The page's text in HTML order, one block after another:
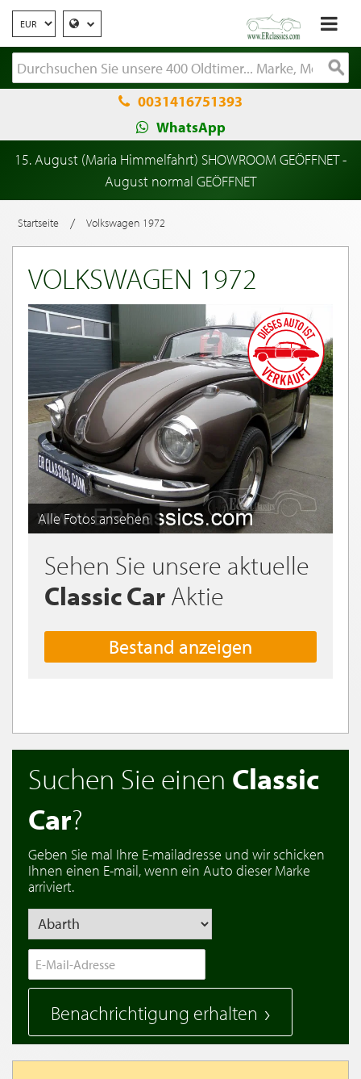
0031416751393
WhatsApp
15. August (Maria Himmelfahrt) SHOWROOM GEÖFFNET -
August normal GEÖFFNET
Startseite / Volkswagen 1972
VOLKSWAGEN 1972
Alle Fotos ansehen
Sehen Sie unsere aktuelle
Classic Car Aktie
Bestand anzeigen
Suchen Sie einen Classic
Car?
Geben Sie mal Ihre E-mailadresse und wir schicken
Ihnen einen E-mail, wenn ein Auto dieser Marke
arriviert.
Benachrichtigung erhalten